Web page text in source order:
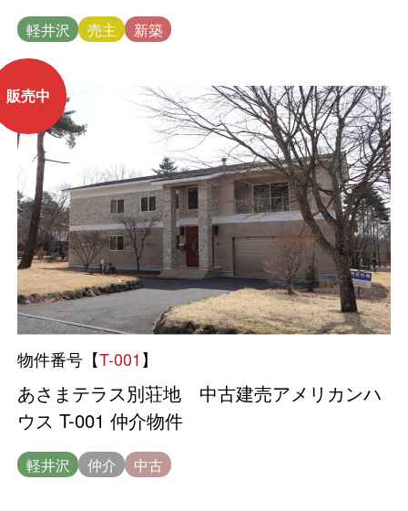
軽井沢 売主 新築
販売中
物件番号【T-001】
あさまテラス別荘地 中古建売アメリカンハ
ウス T-001 仲介物件
軽井沢 仲介 中古